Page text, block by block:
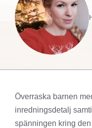
Överraska barnen
inredningsdetalj
spänningen kring